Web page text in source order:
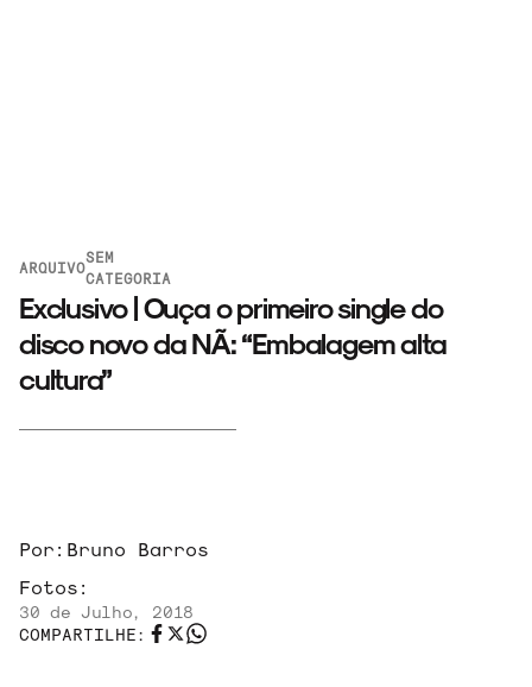
ARQUIVO
SEM
CATEGORIA
Exclusivo | Ouça o primeiro single do
disco novo da NÃ: “Embalagem alta
cultura”
Por: Bruno Barros
Fotos:
30 de Julho, 2018
COMPARTILHE: